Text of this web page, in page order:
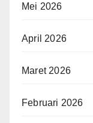
Mei 2026
April 2026
Maret 2026
Februari 2026